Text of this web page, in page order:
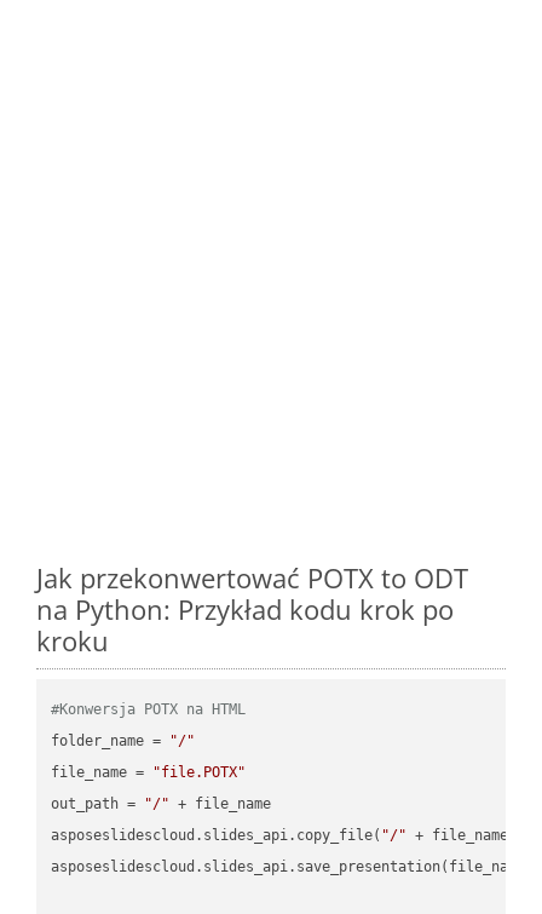
Jak przekonwertować POTX to ODT
na Python: Przykład kodu krok po
kroku
#Konwersja POTX na HTML
folder_name =
"/"
file_name =
"file.POTX"
out_path =
"/" + file_name
asposeslidescloud.slides_api.copy_file( "/" + file_name,